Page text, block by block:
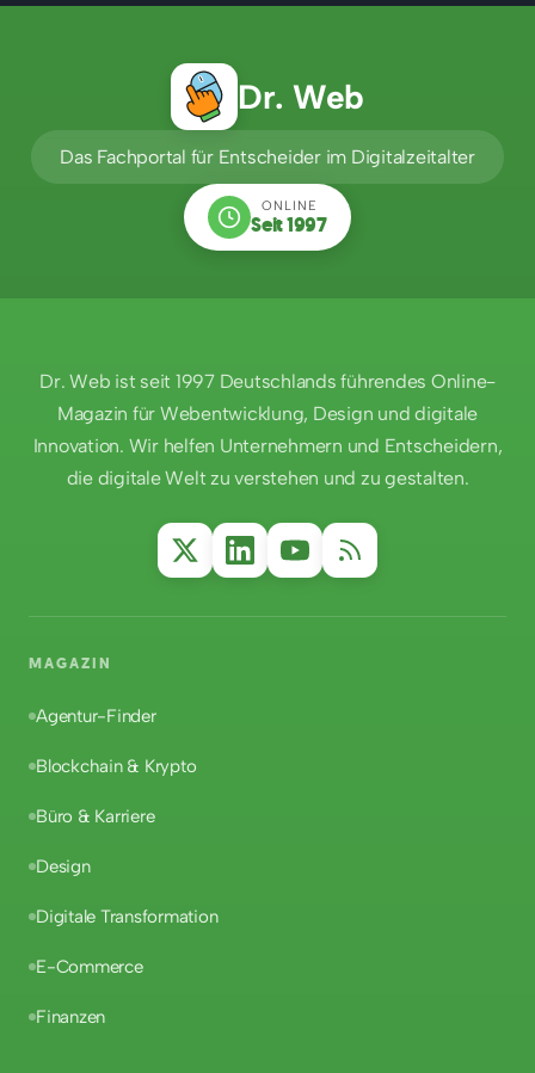
Dr. Web
Das Fachportal für Entscheider im Digitalzeitalter
ONLINE
Seit 1997
Dr. Web ist seit 1997 Deutschlands führendes Online-
Magazin für Webentwicklung, Design und digitale
Innovation. Wir helfen Unternehmern und Entscheidern,
die digitale Welt zu verstehen und zu gestalten.
MAGAZIN
Agentur-Finder
Blockchain & Krypto
Büro & Karriere
Design
Digitale Transformation
E-Commerce
Finanzen